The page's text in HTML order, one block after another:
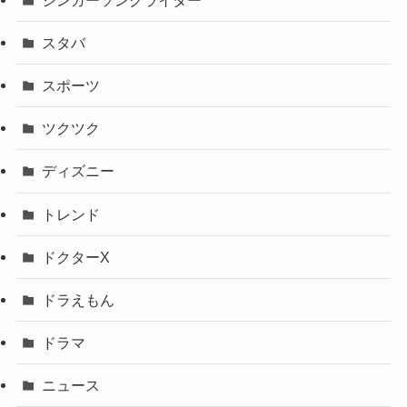
スタバ
スポーツ
ツクツク
ディズニー
トレンド
ドクターX
ドラえもん
ドラマ
ニュース